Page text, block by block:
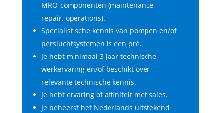
MRO-componenten (maintenance,
repair, operations).
Specialistische kennis van pompen en/of
persluchtsystemen is een pré.
Je hebt minimaal 3 jaar technische
werkervaring en/of beschikt over
relevante technische kennis.
Je hebt ervaring of affiniteit met sales.
Je beheerst het Nederlands uitstekend